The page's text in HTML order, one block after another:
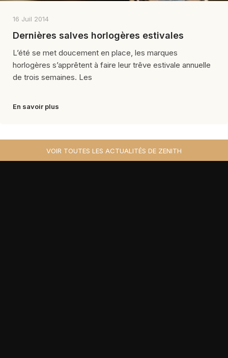
16 Juil 2014
Dernières salves horlogères estivales
L’été se met doucement en place, les marques
horlogères s’apprêtent à faire leur trêve estivale annuelle
de trois semaines. Les
En savoir plus
VOIR TOUTES LES ACTUALITÉS DE ZENITH